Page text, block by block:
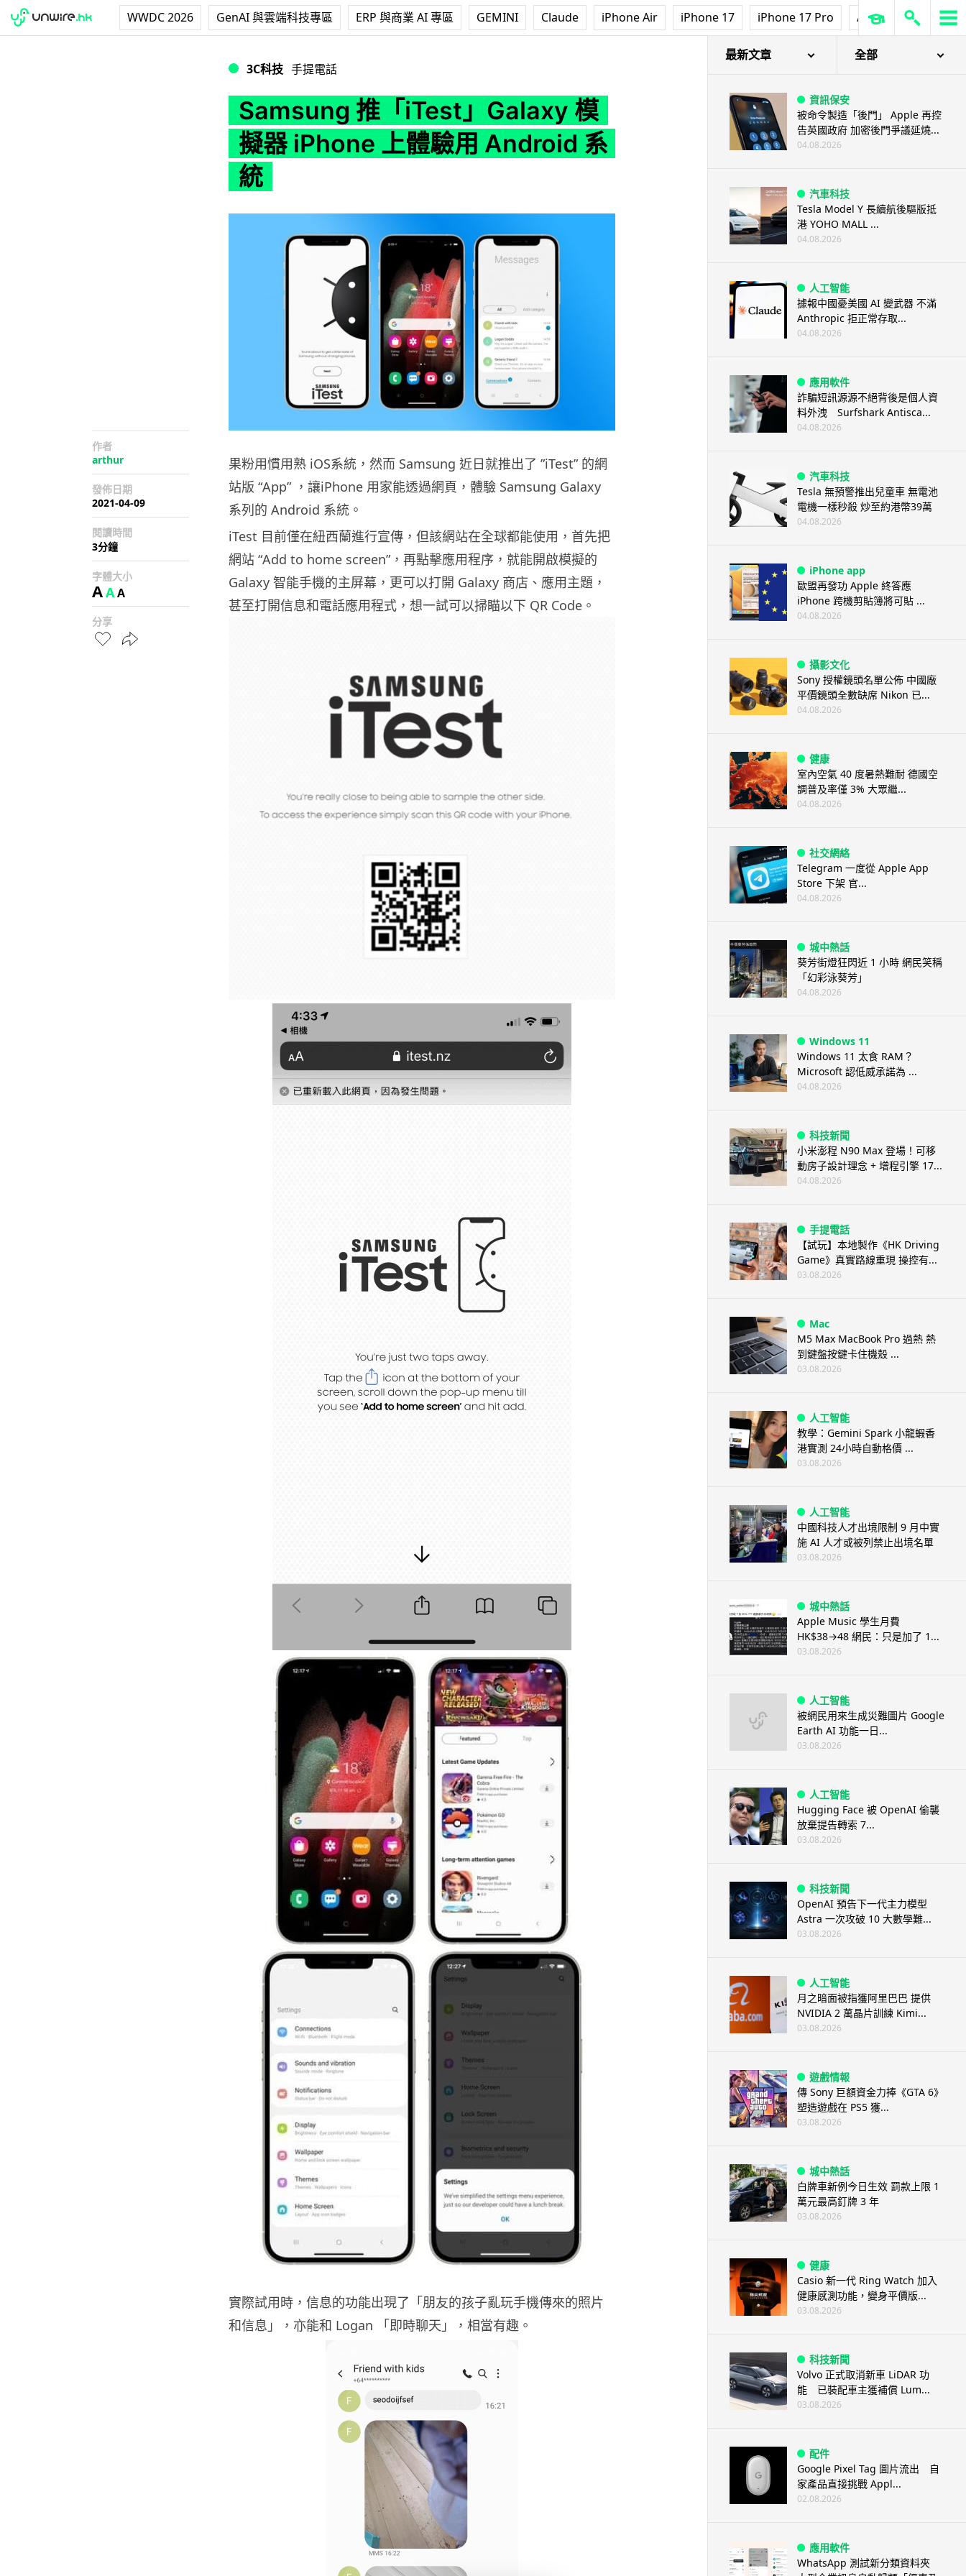
WWDC 2026 GenAI 與雲端科技專區 ERP 與商業 AI 專區 GEMINI Claude iPhone Air iPhone 17 iPhone 17 Pro AirPods Pro 3
3C科技 手提電話
Samsung 推「iTest」Galaxy 模
擬器 iPhone 上體驗用 Android 系
統
作者
arthur
發佈日期
2021-04-09
閱讀時間
3分鐘
字體大小
AAA
分享
果粉用慣用熟 iOS系統，然而 Samsung 近日就推出了 ”iTest” 的網
站版 “App” ，讓iPhone 用家能透過網頁，體驗 Samsung Galaxy
系列的 Android 系統。
iTest 目前僅在紐西蘭進行宣傳，但該網站在全球都能使用，首先把
網站 “Add to home screen”，再點擊應用程序，就能開啟模擬的
Galaxy 智能手機的主屏幕，更可以打開 Galaxy 商店、應用主題，
甚至打開信息和電話應用程式，想一試可以掃瞄以下 QR Code。
實際試用時，信息的功能出現了「朋友的孩子亂玩手機傳來的照片
和信息」，亦能和 Logan 「即時聊天」，相當有趣。
最新文章 全部
資訊保安
被命令製造「後門」 Apple 再控
告英國政府 加密後門爭議延燒...
04.08.2026
汽車科技
Tesla Model Y 長續航後驅版抵
港 YOHO MALL ...
04.08.2026
人工智能
據報中國憂美國 AI 變武器 不滿
Anthropic 拒正常存取...
04.08.2026
應用軟件
詐騙短訊源源不絕背後是個人資
料外洩 Surfshark Antisca...
04.08.2026
汽車科技
Tesla 無預警推出兒童車 無電池
電機一樣秒殺 炒至約港幣39萬
04.08.2026
iPhone app
歐盟再發功 Apple 終答應
iPhone 跨機剪貼簿將可貼 ...
04.08.2026
攝影文化
Sony 授權鏡頭名單公佈 中國廠
平價鏡頭全數缺席 Nikon 已...
04.08.2026
健康
室內空氣 40 度暑熱難耐 德國空
調普及率僅 3% 大眾繼...
04.08.2026
社交網絡
Telegram 一度從 Apple App
Store 下架 官...
04.08.2026
城中熱話
葵芳街燈狂閃近 1 小時 網民笑稱
「幻彩泳葵芳」
04.08.2026
Windows 11
Windows 11 太食 RAM？
Microsoft 認低威承諾為 ...
04.08.2026
科技新聞
小米澎程 N90 Max 登場！可移
動房子設計理念 + 增程引擎 17...
04.08.2026
手提電話
【試玩】本地製作《HK Driving
Game》真實路線重現 操控有...
03.08.2026
Mac
M5 Max MacBook Pro 過熱 熱
到鍵盤按鍵卡住機殼 ...
03.08.2026
人工智能
教學：Gemini Spark 小龍蝦香
港實測 24小時自動格價 ...
03.08.2026
人工智能
中國科技人才出境限制 9 月中實
施 AI 人才或被列禁止出境名單
03.08.2026
城中熱話
Apple Music 學生月費
HK$38→48 網民：只是加了 1...
03.08.2026
人工智能
被網民用來生成災難圖片 Google
Earth AI 功能一日...
03.08.2026
人工智能
Hugging Face 被 OpenAI 偷襲
放棄提告轉索 7...
03.08.2026
科技新聞
OpenAI 預告下一代主力模型
Astra 一次攻破 10 大數學難...
03.08.2026
人工智能
月之暗面被指獲阿里巴巴 提供
NVIDIA 2 萬晶片訓練 Kimi...
03.08.2026
遊戲情報
傳 Sony 巨額資金力捧《GTA 6》
塑造遊戲在 PS5 獲...
03.08.2026
城中熱話
白牌車新例今日生效 罰款上限 1
萬元最高釘牌 3 年
03.08.2026
健康
Casio 新一代 Ring Watch 加入
健康感測功能，變身平價版...
03.08.2026
科技新聞
Volvo 正式取消新車 LiDAR 功
能 已裝配車主獲補償 Lum...
03.08.2026
配件
Google Pixel Tag 圖片流出 自
家產品直接挑戰 Appl...
02.08.2026
應用軟件
WhatsApp 測試新分類資料夾